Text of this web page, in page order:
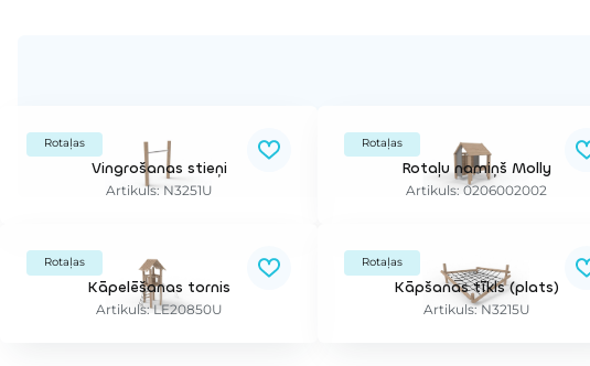
Rotaļas
Vingrošanas stieņi
Artikuls: N3251U
Rotaļas
Rotaļu namiņš Molly
Artikuls: 0206002002
Rotaļas
Kāpelēšanas tornis
Artikuls: LE20850U
Rotaļas
Kāpšanas tīkls (plats)
Artikuls: N3215U